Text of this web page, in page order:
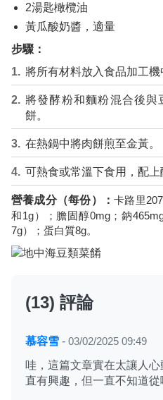
2湯匙橄欖油
黃瓜酸奶醬，適量
步驟：
將所有材料放入食品加工機
將發酵粉和麵粉混合後
餅。
在熱鍋中將肉餅煎至金黃。
可熱食或常溫下食用，配上
營養成分（每份）：卡路里
和1g）；膽固醇0mg；鈉
7g）；蛋白質8g。
(13) 評論
慕容雪 - 03/02/2025 09:49
哇，這篇文章實在太讓人
直有興趣，但一直不知道